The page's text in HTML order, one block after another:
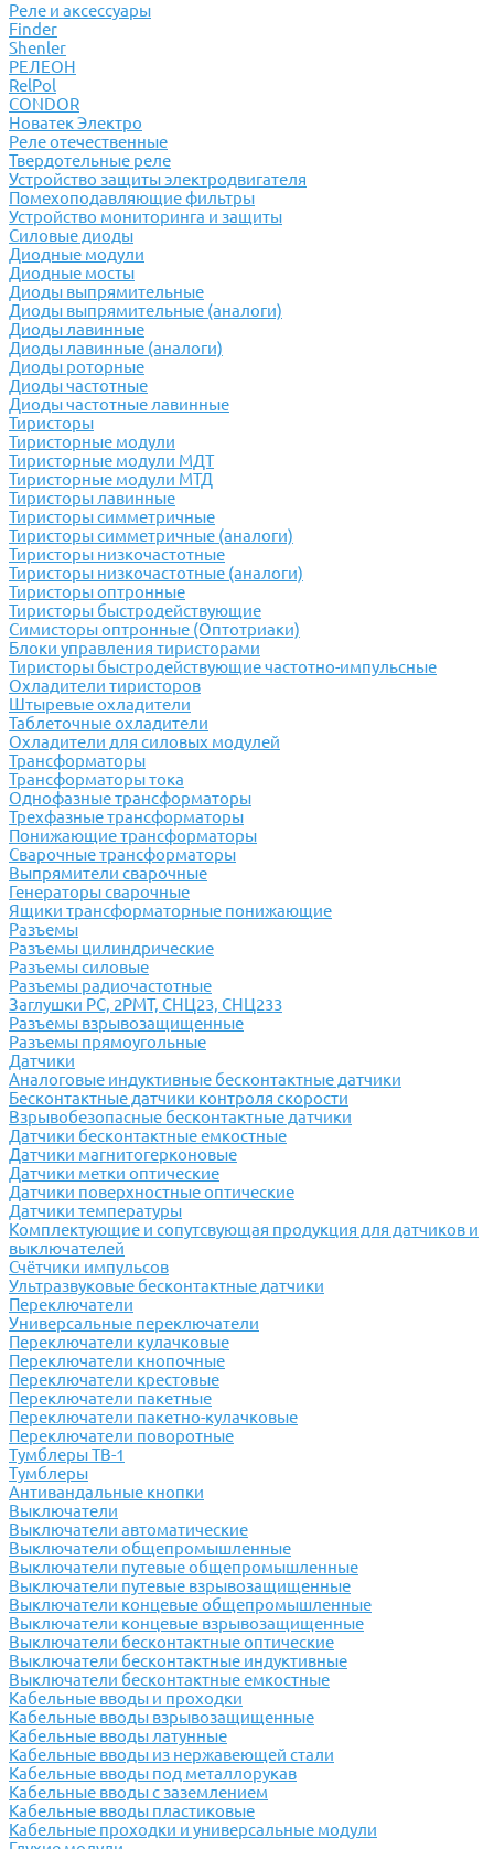
Реле и аксессуары
Finder
Shenler
РЕЛЕОН
RelPol
CONDOR
Новатек Электро
Реле отечественные
Твердотельные реле
Устройство защиты электродвигателя
Помехоподавляющие фильтры
Устройство мониторинга и защиты
Силовые диоды
Диодные модули
Диодные мосты
Диоды выпрямительные
Диоды выпрямительные (аналоги)
Диоды лавинные
Диоды лавинные (аналоги)
Диоды роторные
Диоды частотные
Диоды частотные лавинные
Тиристоры
Тиристорные модули
Тиристорные модули МДТ
Тиристорные модули МТД
Тиристоры лавинные
Тиристоры симметричные
Тиристоры симметричные (аналоги)
Тиристоры низкочастотные
Тиристоры низкочастотные (аналоги)
Тиристоры оптронные
Тиристоры быстродействующие
Симисторы оптронные (Оптотриаки)
Блоки управления тиристорами
Тиристоры быстродействующие частотно-импульсные
Охладители тиристоров
Штыревые охладители
Таблеточные охладители
Охладители для силовых модулей
Трансформаторы
Трансформаторы тока
Однофазные трансформаторы
Трехфазные трансформаторы
Понижающие трансформаторы
Сварочные трансформаторы
Выпрямители сварочные
Генераторы сварочные
Ящики трансформаторные понижающие
Разъемы
Разъемы цилиндрические
Разъемы силовые
Разъемы радиочастотные
Заглушки РС, 2РМТ, СНЦ23, СНЦ233
Разъемы взрывозащищенные
Разъемы прямоугольные
Датчики
Аналоговые индуктивные бесконтактные датчики
Бесконтактные датчики контроля скорости
Взрывобезопасные бесконтактные датчики
Датчики бесконтактные емкостные
Датчики магнитогерконовые
Датчики метки оптические
Датчики поверхностные оптические
Датчики температуры
Комплектующие и сопутсвующая продукция для датчиков и
выключателей
Счётчики импульсов
Ультразвуковые бесконтактные датчики
Переключатели
Универсальные переключатели
Переключатели кулачковые
Переключатели кнопочные
Переключатели крестовые
Переключатели пакетные
Переключатели пакетно-кулачковые
Переключатели поворотные
Тумблеры ТВ-1
Тумблеры
Антивандальные кнопки
Выключатели
Выключатели автоматические
Выключатели общепромышленные
Выключатели путевые общепромышленные
Выключатели путевые взрывозащищенные
Выключатели концевые общепромышленные
Выключатели концевые взрывозащищенные
Выключатели бесконтактные оптические
Выключатели бесконтактные индуктивные
Выключатели бесконтактные емкостные
Кабельные вводы и проходки
Кабельные вводы взрывозащищенные
Кабельные вводы латунные
Кабельные вводы из нержавеющей стали
Кабельные вводы под металлорукав
Кабельные вводы с заземлением
Кабельные вводы пластиковые
Кабельные проходки и универсальные модули